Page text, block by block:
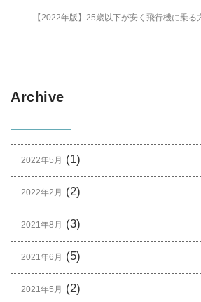
【2022年版】25歳以下が安く飛行機に乗る
Archive
2022年5月 (1)
2022年2月 (2)
2021年8月 (3)
2021年6月 (5)
2021年5月 (2)